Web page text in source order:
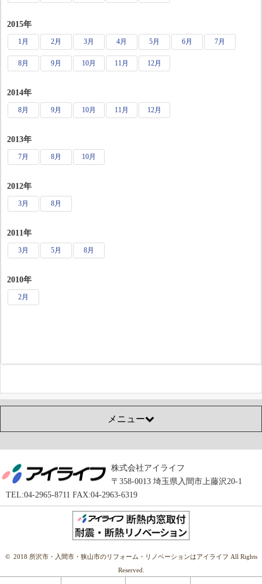
2015年
1月 2月 3月 4月 5月 6月 7月
8月 9月 10月 11月 12月
2014年
8月 9月 10月 11月 12月
2013年
7月 8月 10月
2012年
3月 8月
2011年
3月 5月 8月
2010年
2月
メニュー
株式会社アイライフ
〒358-0013 埼玉県入間市上藤沢20-1
TEL:04-2965-8711 FAX:04-2963-6319
© 2018 所沢市・入間市・狭山市のリフォーム・リノベーションはアイライフ All Rights
Reserved.